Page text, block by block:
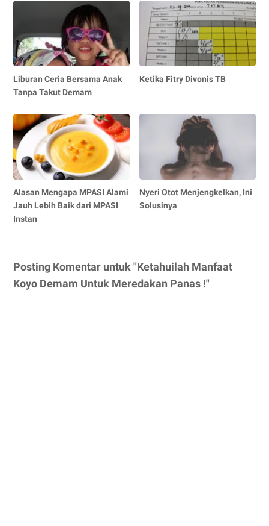
Liburan Ceria Bersama Anak
Tanpa Takut Demam
Ketika Fitry Divonis TB
Alasan Mengapa MPASI Alami
Jauh Lebih Baik dari MPASI
Instan
Nyeri Otot Menjengkelkan, Ini
Solusinya
Posting Komentar untuk "Ketahuilah Manfaat
Koyo Demam Untuk Meredakan Panas !"